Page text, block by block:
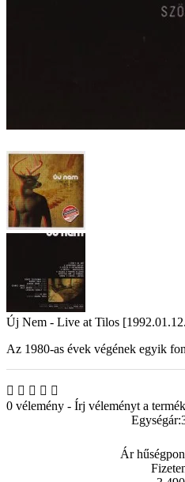
Új Nem - Live at Tilos
Az 1980-as évek végének egyik
0 vélemény - Írj véleményt a
Egységár:
Ár